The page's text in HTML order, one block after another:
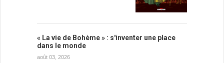
« La vie de Bohème » : s'inventer une place
dans le monde
août 03, 2026